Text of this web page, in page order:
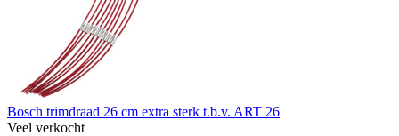
Bosch trimdraad 26 cm extra sterk t.b.v. ART 26
Veel verkocht